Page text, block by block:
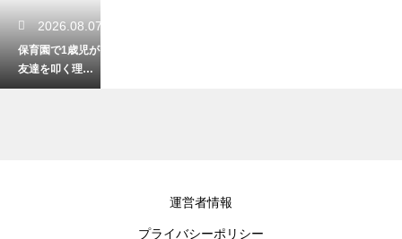
2026.08.07
保育園で1歳児が
友達を叩く理由
とは？言葉にな
運営者情報
プライバシーポリシー